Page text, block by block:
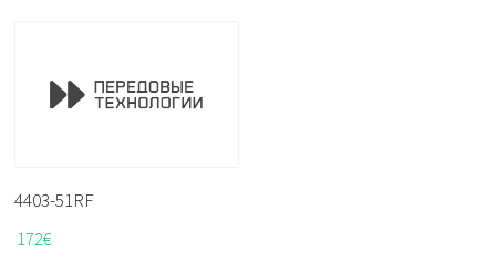
4403-51RF
172€